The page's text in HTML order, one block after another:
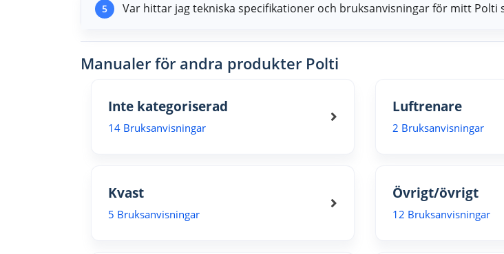
5 Var hittar jag tekniska specifikationer och bruksanvisningar för mitt Polti
Manualer för andra produkter Polti
Inte kategoriserad
14 Bruksanvisningar
Luftrenare
2 Bruksanvisningar
Kvast
5 Bruksanvisningar
Övrigt/övrigt
12 Bruksanvisningar